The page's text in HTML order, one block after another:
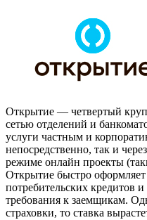
Открытие — четвертый
сетью отделений и
услуги частным и
непосредственно, так и
режиме онлайн проекты
Открытие быстро
потребительских кредитов
требования к заемщикам.
страховки, то ставка